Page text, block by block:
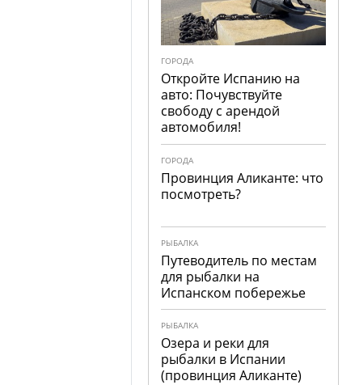
ГОРОДА
Откройте Испанию на
авто: Почувствуйте
свободу с арендой
автомобиля!
ГОРОДА
Провинция Аликанте: что
посмотреть?
РЫБАЛКА
Путеводитель по местам
для рыбалки на
Испанском побережье
РЫБАЛКА
Озера и реки для
рыбалки в Испании
(провинция Аликанте)